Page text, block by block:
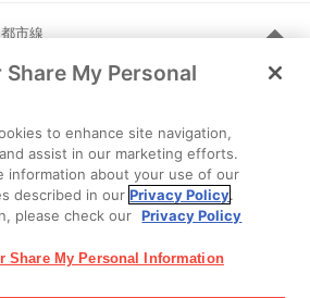
市線
-１
ルート
を見る
ン
-１
Share My Personal
to enhance site navigation,
assist in our marketing efforts.
information about your use of our
described in ourPrivacy Policy.
please check our Privacy Policy
Share My Personal Information